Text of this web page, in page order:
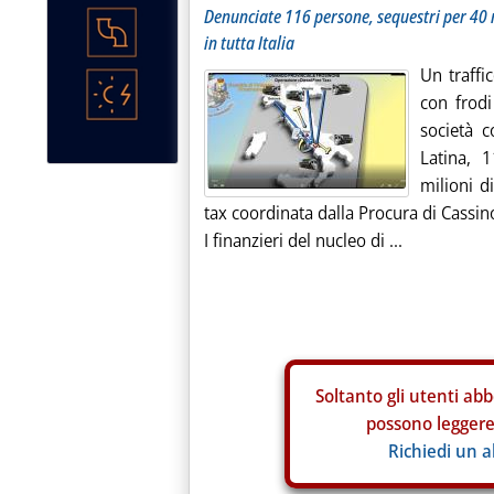
Denunciate 116 persone, sequestri per
in tutta Italia
Un
con
società
Latina,
milioni
tax coordinata dalla Procura di
I finanzieri del nucleo di ...
Soltanto gli utenti
possono
Richiedi un